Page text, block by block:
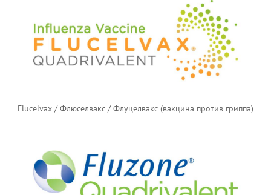
Flucelvax / Флюселвакс / Флуцелвакс (вакцина против гриппа)